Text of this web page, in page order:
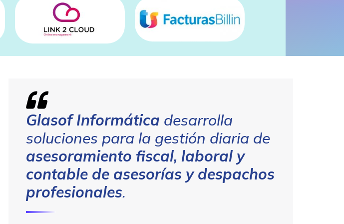
Glasof Informática desarrolla
soluciones para la gestión diaria de
asesoramiento fiscal, laboral y
contable de asesorías y despachos
profesionales.